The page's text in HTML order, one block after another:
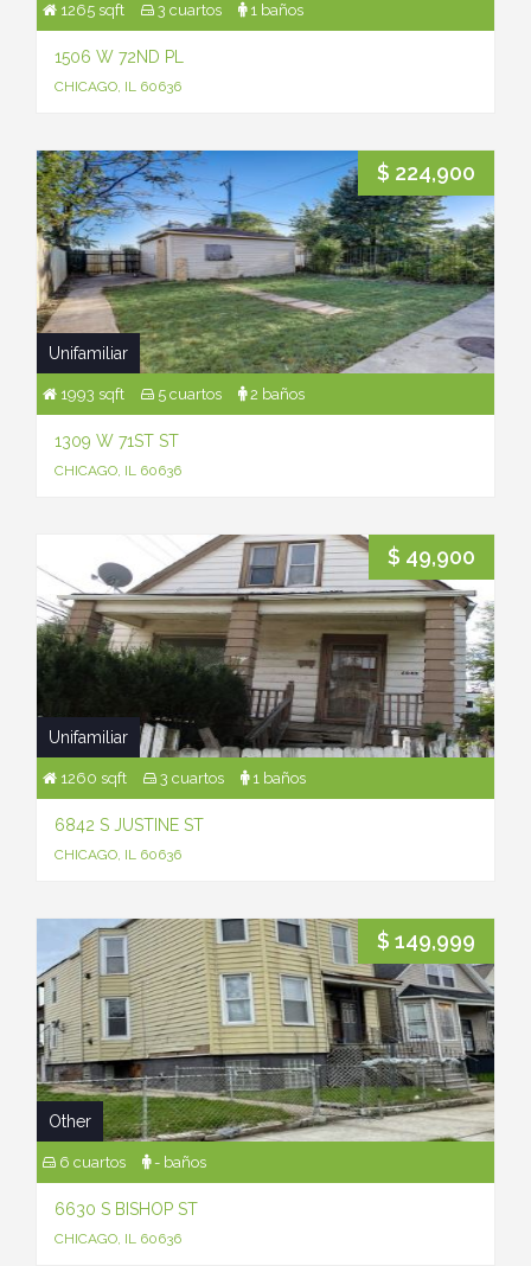
1265 sqft 3 cuartos 1 baños
1506 W 72ND PL
CHICAGO, IL 60636
$ 224,900
Unifamiliar
1993 sqft 5 cuartos 2 baños
1309 W 71ST ST
CHICAGO, IL 60636
$ 49,900
Unifamiliar
1260 sqft 3 cuartos 1 baños
6842 S JUSTINE ST
CHICAGO, IL 60636
$ 149,999
Other
6 cuartos - baños
6630 S BISHOP ST
CHICAGO, IL 60636